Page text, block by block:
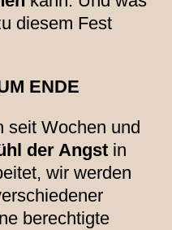
diesem Fest
ENDE
seit Wochen und
der Angst in
wir werden
berechtigte